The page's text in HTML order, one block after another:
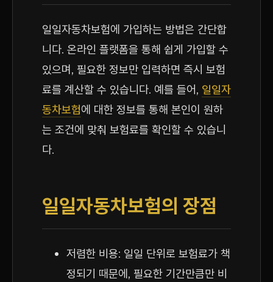
일일자동차보험에 가입하는 방법은 간단합
니다. 온라인 플랫폼을 통해 쉽게 가입할 수
있으며, 필요한 정보만 입력하면 즉시 보험
료를 계산할 수 있습니다. 예를 들어, 일일자
동차보험에 대한 정보를 통해 본인이 원하
는 조건에 맞춰 보험료를 확인할 수 있습니
다.
일일자동차보험의 장점
저렴한 비용: 일일 단위로 보험료가 책
정되기 때문에, 필요한 기간만큼만 비